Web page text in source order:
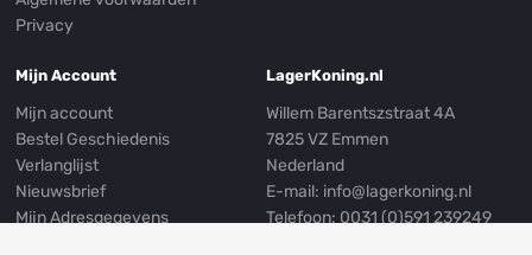
Privacy
Mijn Account
Mijn account
Bestel Geschiedenis
Verlanglijst
Nieuwsbrief
Mijn Adresgegevens
LagerKoning.nl
Willem Barentszstraat 4A
7825 VZ Emmen
Nederland
E-mail: info@lagerkoning.nl
Telefoon: 0031 (0)591 239249